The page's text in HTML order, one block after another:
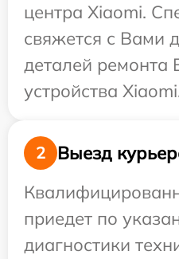
центра Xiaomi.
свяжется с Вами
деталей ремонта
устройства
2
Выезд
приедет по
диагностики